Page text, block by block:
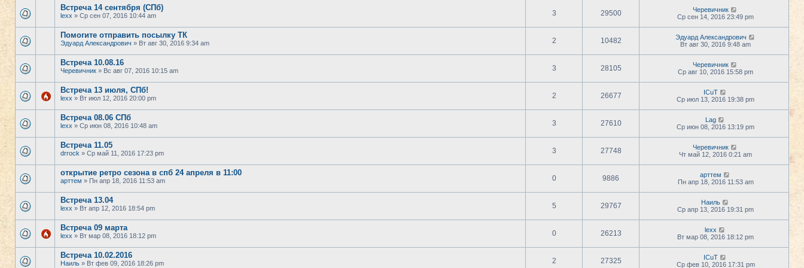
Встреча 14 сентября (СПб)
lexx » Ср сен 07, 2016 10:44 am 3 29500
Черевичник
Ср сен 14, 2016 23:49 pm
Помогите отправить посылку ТК
Эдуард Александрович » Вт авг 30, 2016 9:34 am 2 10482
Эдуард Александрович
Вт авг 30, 2016 9:48 am
Встреча 10.08.16
Черевичник » Вс авг 07, 2016 10:15 am 3 28105
Черевичник
Ср авг 10, 2016 15:58 pm
Встреча 13 июля, СПб!
lexx » Вт июл 12, 2016 20:00 pm 2 26677
ICuT
Ср июл 13, 2016 19:38 pm
Встреча 08.06 СПб
lexx » Ср июн 08, 2016 10:48 am 3 27610
Lag
Ср июн 08, 2016 13:19 pm
Встреча 11.05
drrock » Ср май 11, 2016 17:23 pm 3 27748
Черевичник
Чт май 12, 2016 0:21 am
открытие ретро сезона в спб 24 апреля в 11:00
арттем » Пн апр 18, 2016 11:53 am 0 9886
арттем
Пн апр 18, 2016 11:53 am
Встреча 13.04
lexx » Вт апр 12, 2016 18:54 pm 5 29767
Наиль
Ср апр 13, 2016 19:31 pm
Встреча 09 марта
lexx » Вт мар 08, 2016 18:12 pm 0 26213
lexx
Вт мар 08, 2016 18:12 pm
Встреча 10.02.2016
Наиль » Вт фев 09, 2016 18:26 pm 2 27325
ICuT
Ср фев 10, 2016 17:31 pm